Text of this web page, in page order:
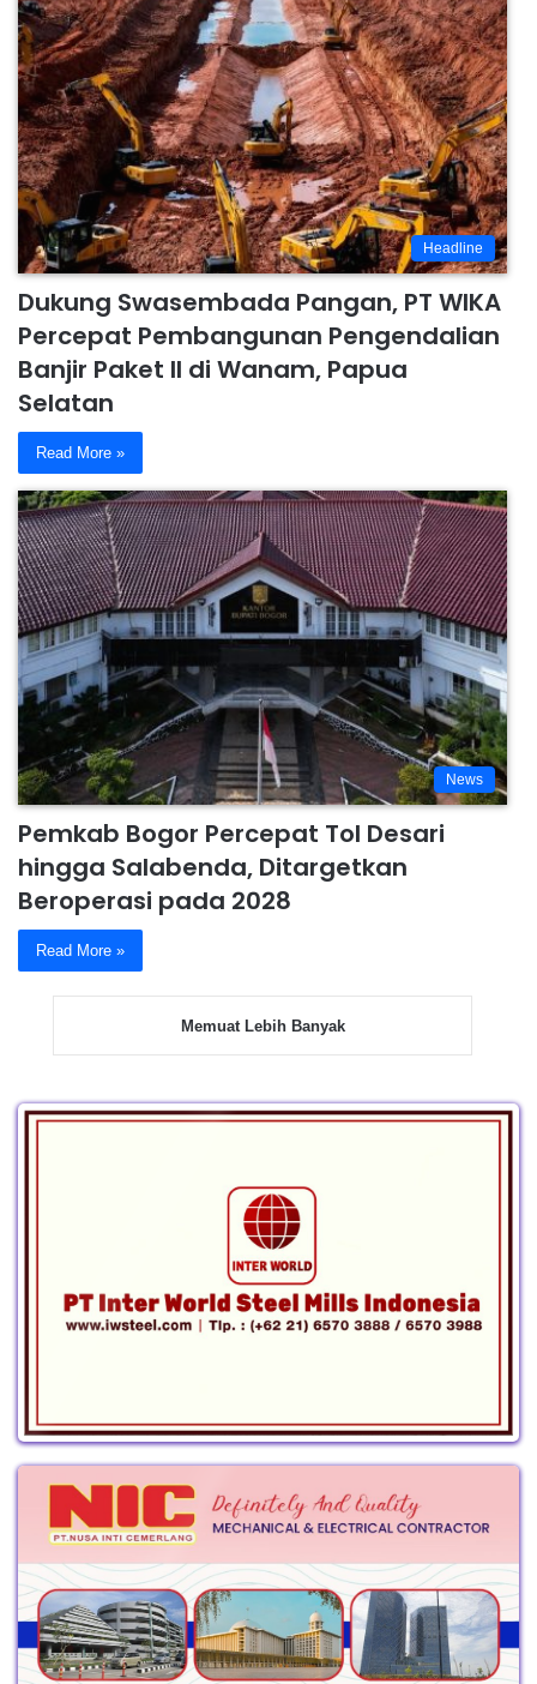
Headline
Dukung Swasembada Pangan, PT WIKA
Percepat Pembangunan Pengendalian
Banjir Paket II di Wanam, Papua
Selatan
Read More »
News
Pemkab Bogor Percepat Tol Desari
hingga Salabenda, Ditargetkan
Beroperasi pada 2028
Read More »
Memuat Lebih Banyak